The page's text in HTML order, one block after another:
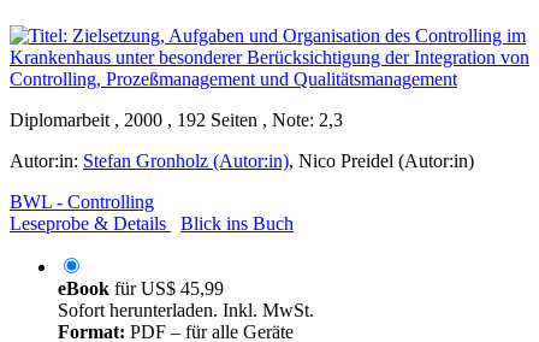
Diplomarbeit , 2000 , 192 Seiten , Note: 2,3
Autor:in: Stefan Gronholz (Autor:in), Nico Preidel (Autor:in)
BWL - Controlling
Leseprobe & Details
Blick ins Buch
eBook fürUS$ 45,99
Sofort herunterladen. Inkl. MwSt.
Format: PDF – für alle Geräte